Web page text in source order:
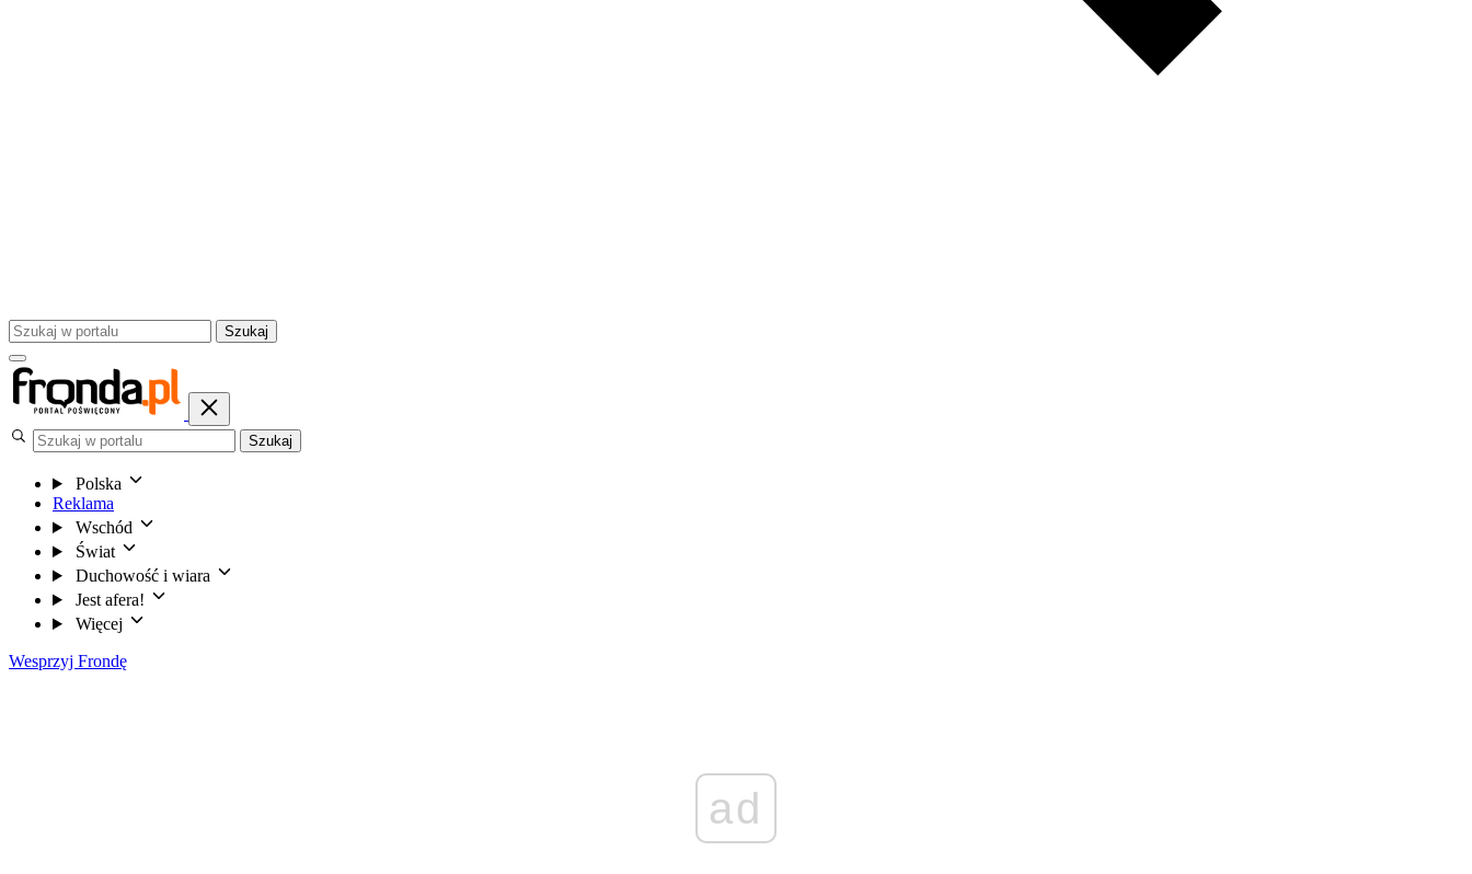
Szukaj
Szukaj
Polska
Reklama
Wschód
Świat
Duchowość i wiara
Jest afera!
Więcej
Wesprzyj Frondę
ad